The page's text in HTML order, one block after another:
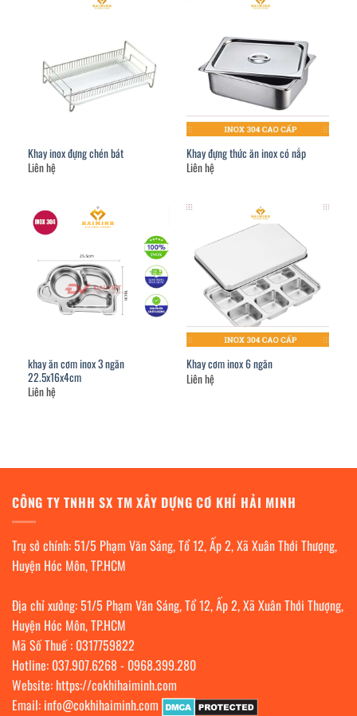
Khay inox đựng chén bát
Liên hệ
Khay đựng thức ăn inox có nắp
Liên hệ
khay ăn cơm inox 3 ngăn
22.5x16x4cm
Liên hệ
Khay cơm inox 6 ngăn
Liên hệ
CÔNG TY TNHH SX TM XÂY DỰNG CƠ KHÍ HẢI MINH
Trụ sở chính: 51/5 Phạm Văn Sáng, Tổ 12, Ấp 2, Xã Xuân Thới Thượng,
Huyện Hóc Môn, TP.HCM
Địa chỉ xưởng: 51/5 Phạm Văn Sáng, Tổ 12, Ấp 2, Xã Xuân Thới Thượng,
Huyện Hóc Môn, TP.HCM
Mã Số Thuế : 0317759822
Hotline: 037.907.6268- 0968.399.280
Website: https://cokhihaiminh.com
Email: info@cokhihaiminh.com